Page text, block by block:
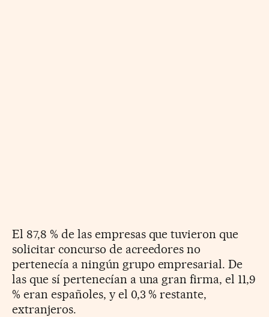
El 87,8 % de las empresas que tuvieron que
solicitar concurso de acreedores no
pertenecía a ningún grupo empresarial. De
las que sí pertenecían a una gran firma, el 11,9
% eran españoles, y el 0,3 % restante,
extranjeros.